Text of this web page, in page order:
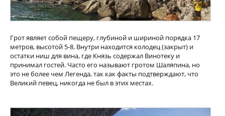
Грот являет собой пещеру, глубиной и шириной порядка 17
метров, высотой 5-8. Внутри находится колодец (закрыт) и
остатки ниш для вина, где Князь содержал Винотеку и
принимал гостей. Часто его называют гротом Шаляпина, но
это не более чем Легенда, так как факты подтверждают, что
Великий певец, никогда не был в этих местах.